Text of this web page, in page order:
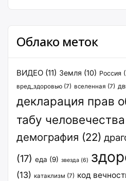
Облако меток
ВИДЕО (11) Земля (10) Россия
вред_здоровью (7) вселенная (7)
декларация прав
табу человечества
демография (22)
(17) еда (9) звезда (6)
(13) катаклизм (7) код